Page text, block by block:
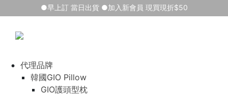
代理品牌
韓國GIO Pillow
GIO護頭型枕
●早上訂 當日出貨 ●加入新會員 現買現折$50